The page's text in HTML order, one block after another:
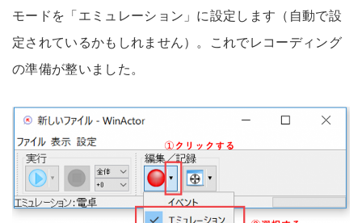
モードを「エミュレーション」に設定します（自動で設
定されているかもしれません）。これでレコーディング
の準備が整いました。